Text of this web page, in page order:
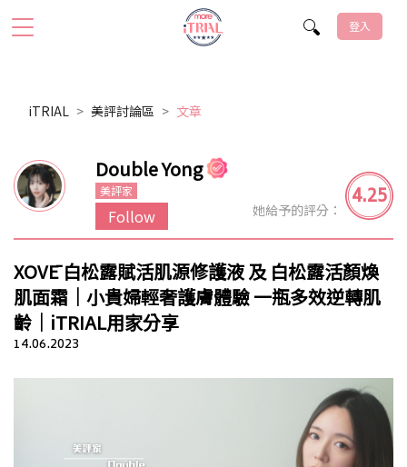
登入
iTRIAL 美評討論區 文章
Double Yong
美評家
Follow 她給予的評分： 4.25
XOVĒ 白松露賦活肌源修護液 及 白松露活顏煥
肌面霜｜小貴婦輕奢護膚體驗 一瓶多效逆轉肌
齡｜iTRIAL用家分享
14.06.2023